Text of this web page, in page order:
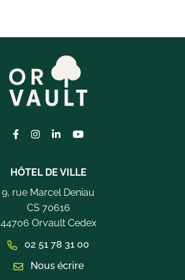
Lien vers le compte Facebook
Lien vers le compte Instagram
Lien vers le compte Linkedin
Lien vers la chaîne
HÔTEL DE VILLE
9, rue Marcel Deniau
CS 70616
44706 Orvault Cedex
02 51 78 31 00
Nous écrire